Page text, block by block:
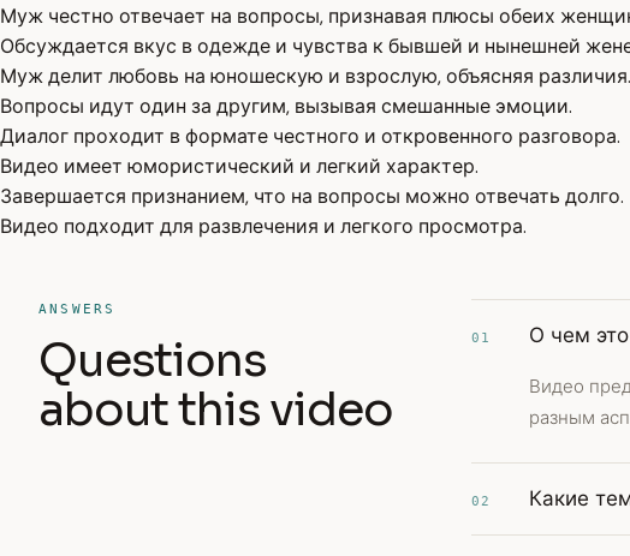
Муж честно отвечает на вопросы, признавая плюсы обеих
Обсуждается вкус в одежде и чувства к бывшей и нынешней
Муж делит любовь на юношескую и взрослую, объясняя различия.
Вопросы идут один за другим, вызывая смешанные эмоции.
Диалог проходит в формате честного и откровенного разговора.
Видео имеет юмористический и легкий характер.
Завершается признанием, что на вопросы можно отвечать долго.
Видео подходит для развлечения и легкого просмотра.
ANSWERS
Questions
about this video
01 О чем
Видео
разным
02 Какие